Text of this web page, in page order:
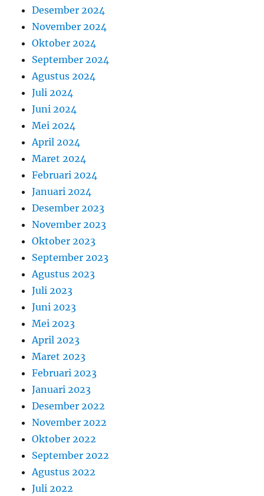
Desember 2024
November 2024
Oktober 2024
September 2024
Agustus 2024
Juli 2024
Juni 2024
Mei 2024
April 2024
Maret 2024
Februari 2024
Januari 2024
Desember 2023
November 2023
Oktober 2023
September 2023
Agustus 2023
Juli 2023
Juni 2023
Mei 2023
April 2023
Maret 2023
Februari 2023
Januari 2023
Desember 2022
November 2022
Oktober 2022
September 2022
Agustus 2022
Juli 2022